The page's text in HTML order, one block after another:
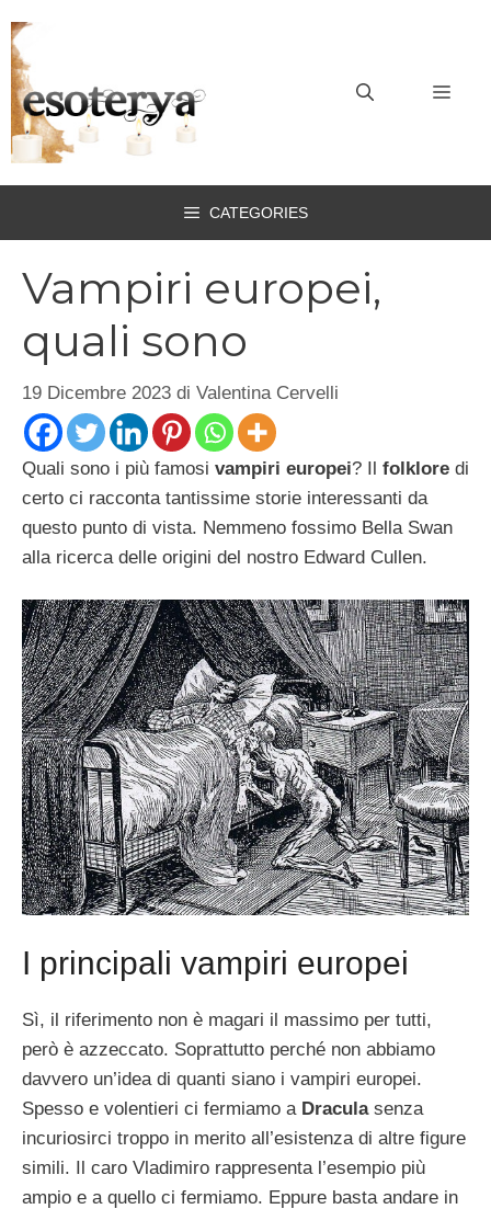
al
contenuto
CATEGORIES
Vampiri europei,
quali sono
19 Dicembre 2023 di Valentina Cervelli
Quali sono i più famosi vampiri europei? Il folklore di
certo ci racconta tantissime storie interessanti da
questo punto di vista. Nemmeno fossimo Bella Swan
alla ricerca delle origini del nostro Edward Cullen.
I principali vampiri europei
Sì, il riferimento non è magari il massimo per tutti,
però è azzeccato. Soprattutto perché non abbiamo
davvero un’idea di quanti siano i vampiri europei.
Spesso e volentieri ci fermiamo a Draculasenza
incuriosirci troppo in merito all’esistenza di altre figure
simili. Il caro Vladimiro rappresenta l’esempio più
ampio e a quello ci fermiamo. Eppure basta andare in